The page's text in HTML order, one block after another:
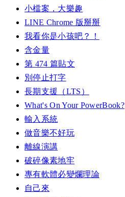
小檔案，大樂趣
LINE Chrome 版掰掰
我看你是小孩吧？！
含金量
第 474 篇貼文
別停止打字
長期支援（LTS）
What's On Your PowerBook?
輸入系統
做音樂不好玩
離線演講
破碎像素地牢
專有軟體必變爛理論
自己來